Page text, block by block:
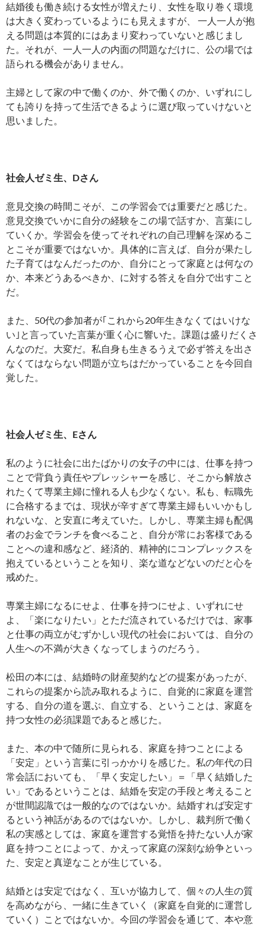
結婚後も働き続ける女性が増えたり、女性を取り巻く環境
は大きく変わっているようにも見えますが、 一人一人が抱
える問題は本質的にはあまり変わっていないと感じまし
た。それが、一人一人の内面の問題なだけに、公の場では
語られる機会がありません。
主婦として家の中で働くのか、外で働くのか、いずれにし
ても誇りを持って生活できるように選び取っていけないと
思いました。
社会人ゼミ生、Dさん
意見交換の時間こそが、この学習会では重要だと感じた。
意見交換でいかに自分の経験をこの場で話すか、言葉にし
ていくか。学習会を使ってそれぞれの自己理解を深めるこ
とこそが重要ではないか。具体的に言えば、自分が果たし
た子育てはなんだったのか、自分にとって家庭とは何なの
か、本来どうあるべきか、に対する答えを自分で出すこと
だ。
また、50代の参加者が｢これから20年生きなくてはいけな
い｣と言っていた言葉が重く心に響いた。課題は盛りだくさ
んなのだ。大変だ。私自身も生きるうえで必ず答えを出さ
なくてはならない問題が立ちはだかっていることを今回自
覚した。
社会人ゼミ生、Eさん
私のように社会に出たばかりの女子の中には、仕事を持つ
ことで背負う責任やプレッシャーを感じ、そこから解放さ
れたくて専業主婦に憧れる人も少なくない。私も、転職先
に合格するまでは、現状が辛すぎて専業主婦もいいかもし
れないな、と安直に考えていた。しかし、専業主婦も配偶
者のお金でランチを食べること、自分が常にお客様である
ことへの違和感など、経済的、精神的にコンプレックスを
抱えているということを知り、楽な道などないのだと心を
戒めた。
専業主婦になるにせよ、仕事を持つにせよ、いずれにせ
よ、「楽になりたい」とただ流されているだけでは、家事
と仕事の両立がむずかしい現代の社会においては、自分の
人生への不満が大きくなってしまうのだろう。
松田の本には、結婚時の財産契約などの提案があったが、
これらの提案から読み取れるように、自覚的に家庭を運営
する、自分の道を選ぶ、自立する、ということは、家庭を
持つ女性の必須課題であると感じた。
また、本の中で随所に見られる、家庭を持つことによる
「安定」という言葉に引っかかりを感じた。私の年代の日
常会話においても、「早く安定したい」＝「早く結婚した
い」であるということは、結婚を安定の手段と考えること
が世間認識では一般的なのではないか。結婚すれば安定す
るという神話があるのではないか。しかし、裁判所で働く
私の実感としては、家庭を運営する覚悟を持たない人が家
庭を持つことによって、かえって家庭の深刻な紛争といっ
た、安定と真逆なことが生じている。
結婚とは安定ではなく、互いが協力して、個々の人生の質
を高めながら、一緒に生きていく（家庭を自覚的に運営し
ていく）ことではないか。今回の学習会を通じて、本や意